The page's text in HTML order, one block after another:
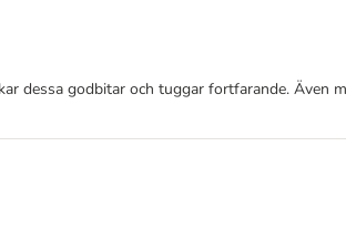
dessa godbitar och tuggar fortfarande. Även